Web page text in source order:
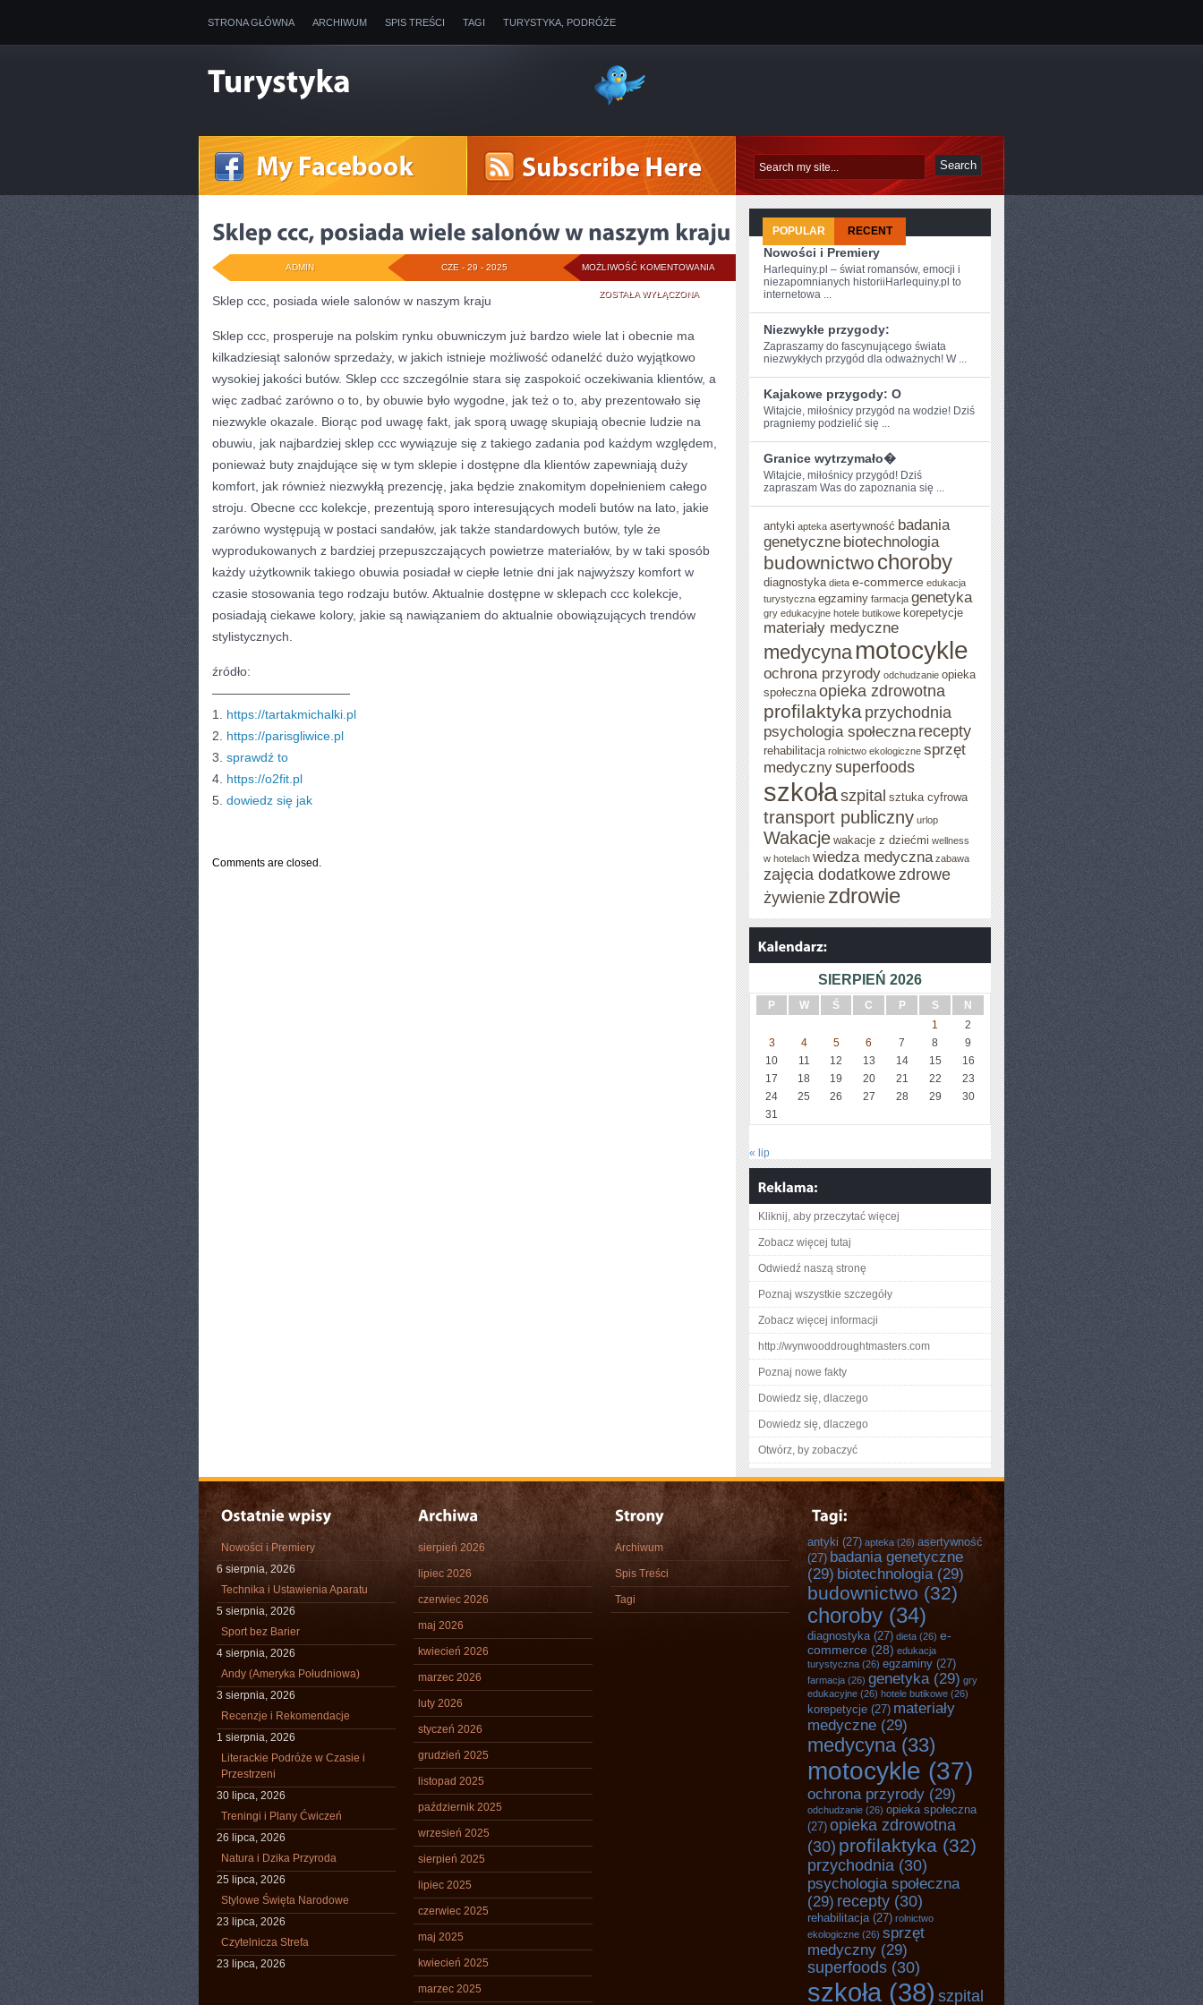
STRONA GŁÓWNA ARCHIWUM SPIS TREŚCI TAGI TURYSTYKA, PODRÓŻE
MOŻLIWOŚĆ KOMENTOWANIA SKLEP
POSIADA
WIELE
SALONÓW
NASZYM
KRAJU
ZOSTAŁA WYŁĄCZONA
CZE - 29 - 2025
ADMIN
Sklep ccc, posiada wiele salonów w naszym kraju
Sklep ccc, prosperuje na polskim rynku obuwniczym już bardzo wiele lat i obecnie ma
kilkadziesiąt salonów sprzedaży, w jakich istnieje możliwość odanelźć dużo wyjątkowo
wysokiej jakości butów. Sklep ccc szczególnie stara się zaspokoić oczekiwania klientów, a
więc zadbać zarówno o to, by obuwie było wygodne, jak też o to, aby prezentowało się
niezwykle okazale. Biorąc pod uwagę fakt, jak sporą uwagę skupiają obecnie ludzie na
obuwiu, jak najbardziej sklep ccc wywiązuje się z takiego zadania pod każdym względem,
ponieważ buty znajdujące się w tym sklepie i dostępne dla klientów zapewniają duży
komfort, jak również niezwykłą prezencję, jaka będzie znakomitym dopełnieniem całego
stroju. Obecne ccc kolekcje, prezentują sporo interesujących modeli butów na lato, jakie
zarówno występują w postaci sandałów, jak także standardowych butów, tyle że
wyprodukowanych z bardziej przepuszczających powietrze materiałów, by w taki sposób
każdy użytkownik takiego obuwia posiadał w ciepłe letnie dni jak najwyższy komfort w
czasie stosowania tego rodzaju butów. Aktualnie dostępne w sklepach ccc kolekcje,
posiadają ciekawe kolory, jakie są nawiązaniem do aktualnie obowiązujących trendów
stylistycznych.
źródło:
———————————
1. https://tartakmichalki.pl
2. https://parisgliwice.pl
3. sprawdź to
4. https://o2fit.pl
5. dowiedz się jak
Comments are closed.
POPULAR RECENT
Nowości i Premiery
Harlequiny.pl – świat romansów, emocji i
niezapomnianych historiiHarlequiny.pl to
internetowa ...
Niezwykłe przygody:
Zapraszamy do fascynującego świata
niezwykłych przygód dla‌ odważnych! W ...
Kajakowe przygody: O
Witajcie,​ miłośnicy przygód ‌na wodzie! Dziś
pragniemy podzielić się ...
Granice wytrzymało�
Witajcie, miłośnicy przygód! Dziś
zapraszam Was ‍do zapoznania‌ się ...
antyki apteka asertywność badania
genetyczne biotechnologia
budownictwo choroby
diagnostyka dieta e-commerce edukacja
turystyczna egzaminy farmacja genetyka
gry edukacyjne hotele butikowe korepetycje
materiały medyczne
medycyna motocykle
ochrona przyrody odchudzanie opieka
społeczna opieka zdrowotna
profilaktyka przychodnia
psychologia społeczna recepty
rehabilitacja rolnictwo ekologiczne sprzęt
medycznysuperfoods
szkołaszpital sztuka cyfrowa
transport publiczny urlop
Wakacje wakacje z dziećmi wellness
w hotelach wiedza medyczna zabawa
zajęcia dodatkowezdrowe
żywienie zdrowie
SIERPIEŃ 2026
P W Ś C P S
N
1
2
3
4 5 6 7 8
9
10
11 12 13 14 15
16
17
18 19 20 21 22
23
24
25 26 27 28 29
30
31
« lip
Kliknij, aby przeczytać więcej
Zobacz więcej tutaj
Odwiedź naszą stronę
Poznaj wszystkie szczegóły
Zobacz więcej informacji
http://wynwooddroughtmasters.com
Poznaj nowe fakty
Dowiedz się, dlaczego
Dowiedz się, dlaczego
Otwórz, by zobaczyć
Nowości i Premiery
6 sierpnia, 2026
Technika i Ustawienia Aparatu
5 sierpnia, 2026
Sport bez Barier
4 sierpnia, 2026
Andy (Ameryka Południowa)
3 sierpnia, 2026
Recenzje i Rekomendacje
1 sierpnia, 2026
Literackie Podróże w Czasie i
Przestrzeni
30 lipca, 2026
Treningi i Plany Ćwiczeń
26 lipca, 2026
Natura i Dzika Przyroda
25 lipca, 2026
Stylowe Święta Narodowe
23 lipca, 2026
Czytelnicza Strefa
23 lipca, 2026
sierpień 2026
lipiec 2026
czerwiec 2026
maj 2026
kwiecień 2026
marzec 2026
luty 2026
styczeń 2026
grudzień 2025
listopad 2025
październik 2025
wrzesień 2025
sierpień 2025
lipiec 2025
czerwiec 2025
maj 2025
kwiecień 2025
marzec 2025
Archiwum
Spis Treści
Tagi
antyki (27) apteka (26) asertywność
(27) badania genetyczne
(29) biotechnologia (29)
budownictwo (32)
choroby (34)
diagnostyka(27) dieta (26) e-
commerce (28) edukacja
turystyczna (26) egzaminy (27)
farmacja (26) genetyka (29) gry
edukacyjne (26) hotele butikowe (26)
korepetycje (27) materiały
medyczne (29)
medycyna(33)
motocykle (37)
ochrona przyrody (29)
odchudzanie (26) opieka społeczna
(27) opieka zdrowotna
(30) profilaktyka (32)
przychodnia (30)
psychologia społeczna
(29) recepty (30)
rehabilitacja(27) rolnictwo
ekologiczne (26) sprzęt
medyczny (29)
superfoods (30)
szkoła (38) szpital